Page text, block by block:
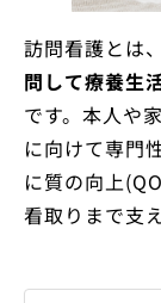
訪問看護とは、
問して療養生
です。本人や
に向けて専門
に質の向上
看取りまで支え